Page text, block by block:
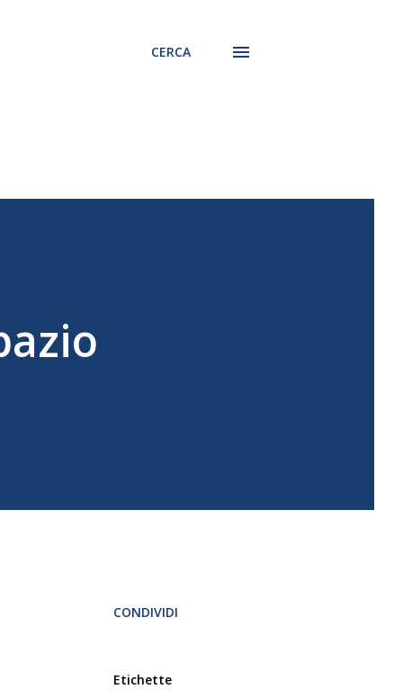
CERCA
CONDIVIDI
Etichette